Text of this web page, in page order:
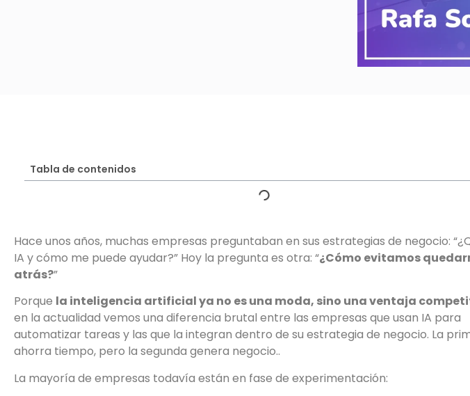
Tabla de contenidos
Hace unos años, muchas empresas preguntaban en sus estrategias de negocio:
IA y cómo me puede ayudar?” Hoy la pregunta es otra: “¿Cómo evitamos
atrás?”
Porque la inteligencia artificial ya no es una moda, sino una ventaja
en la actualidad vemos una diferencia brutal entre las empresas que usan IA para
automatizar tareas y las que la integran dentro de su estrategia de negocio. La
ahorra tiempo, pero la segunda genera negocio..
La mayoría de empresas todavía están en fase de experimentación: